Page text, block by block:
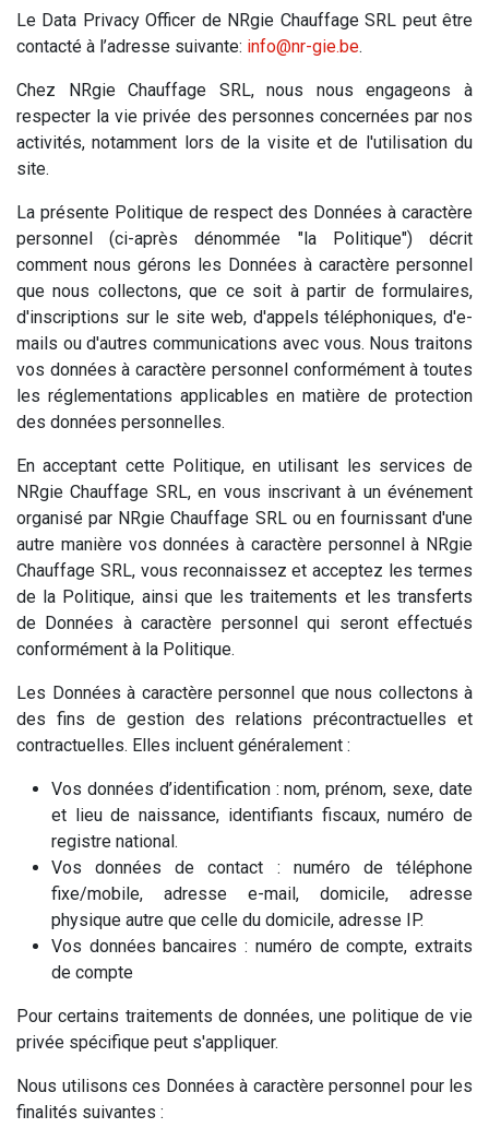
Le Data Privacy Officer de NRgie Chauffage SRL peut être
contacté à l’adresse suivante: info@nr-gie.be.
Chez NRgie Chauffage SRL, nous nous engageons à
respecter la vie privée des personnes concernées par nos
activités, notamment lors de la visite et de l'utilisation du
site.
La présente Politique de respect des Données à caractère
personnel (ci-après dénommée "la Politique") décrit
comment nous gérons les Données à caractère personnel
que nous collectons, que ce soit à partir de formulaires,
d'inscriptions sur le site web, d'appels téléphoniques, d'e-
mails ou d'autres communications avec vous. Nous traitons
vos données à caractère personnel conformément à toutes
les réglementations applicables en matière de protection
des données personnelles.
En acceptant cette Politique, en utilisant les services de
NRgie Chauffage SRL, en vous inscrivant à un événement
organisé par NRgie Chauffage SRL ou en fournissant d'une
autre manière vos données à caractère personnel à NRgie
Chauffage SRL, vous reconnaissez et acceptez les termes
de la Politique, ainsi que les traitements et les transferts
de Données à caractère personnel qui seront effectués
conformément à la Politique.
Les Données à caractère personnel que nous collectons à
des fins de gestion des relations précontractuelles et
contractuelles. Elles incluent généralement :
Vos données d’identification : nom, prénom, sexe, date
et lieu de naissance, identifiants fiscaux, numéro de
registre national.
Vos données de contact : numéro de téléphone
fixe/mobile, adresse e-mail, domicile, adresse
physique autre que celle du domicile, adresse IP.
Vos données bancaires : numéro de compte, extraits
de compte
Pour certains traitements de données, une politique de vie
privée spécifique peut s'appliquer.
Nous utilisons ces Données à caractère personnel pour les
finalités suivantes :